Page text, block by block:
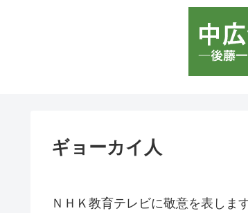
ギョーカイ人
ＮＨＫ教育テレビに敬意を表します